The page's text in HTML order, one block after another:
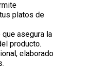
platos de
asegura la
producto.
elaborado